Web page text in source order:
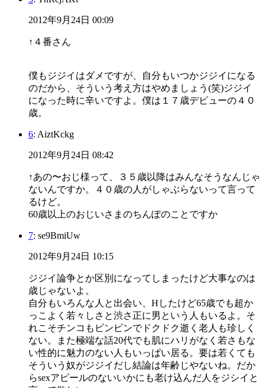
2012年9月24日 00:09
↑４番さん
僕もジジイはダメですが、自分もいつかジジイになる
のだから、そういう考え方はやめましょう(笑)ジジイ
になった時に辛いですよ。僕は１７歳デビューの４０
歳。
6: AiztKckg
2012年9月24日 08:42
↑あの〜おじ様って、３５歳以降はみんなそうなんじゃ
ないんですか。４０歳の人がしゃぶらないって言って
るけど。
60歳以上のおじいさまのちんぽのことですか
7: se9BmiUw
2012年9月24日 10:15
ジジイ論争とか区別になってしまったけど大事なのは
歳じゃないよ。
自分もいろんな人と出会い、Hしたけど65歳でも超か
っこよく若々しさと渋さ正に男という人もいるよ。そ
れこそチンコもビンビンでドクドク逝く老人も珍しく
ない。また極端な話20代でも肌にハリがなく若さもな
い性的に魅力のない人もいっぱい居る。要は若くても
そういう奴がジジイだし結論は年齢じやないね。だか
らsexアピールのないいかにも老け込んだ人をジシイと